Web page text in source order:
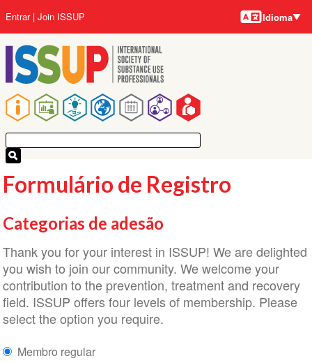
para
o
conteúdo
principal
Navegação
principal
Menu
da
conta
do
usuário
Entrar Join ISSUP Idiomas
Idioma
Formulário de Registro
Categorias de adesão
Thank you for your interest in ISSUP! We are delighted
you wish to join our community. We welcome your
contribution to the prevention, treatment and recovery
field. ISSUP offers four levels of membership. Please
select the option you require.
Membro regular